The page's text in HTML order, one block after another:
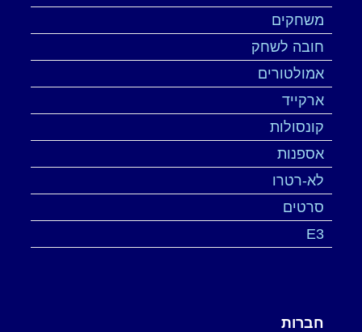
משחקים
חובה לשחק
אמולטורים
ארקייד
קונסולות
אספנות
לא-רטרו
סרטים
E3
חברות